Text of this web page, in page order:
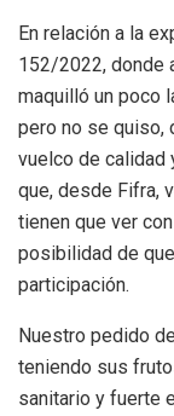
En relación a la
152/2022, donde
maquilló un poco
pero no se quiso,
vuelco de calidad
que, desde Fifra,
tienen que ver
posibilidad de
participación.
Nuestro pedido
teniendo sus
sanitario y fuerte